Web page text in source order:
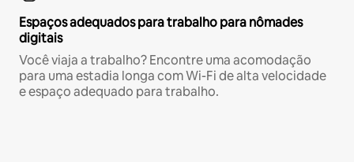
Espaços adequados para trabalho para nômades
digitais
Você viaja a trabalho? Encontre uma acomodação
para uma estadia longa com Wi-Fi de alta velocidade
e espaço adequado para trabalho.